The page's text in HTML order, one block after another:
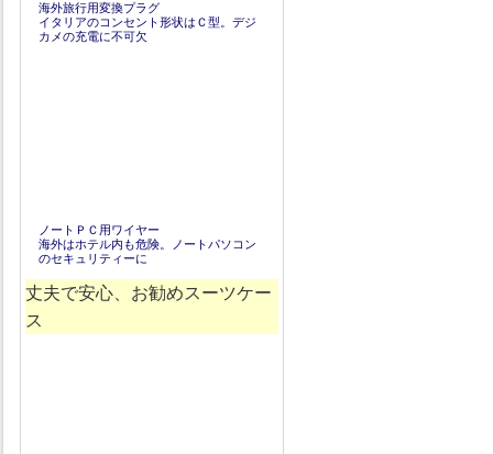
海外旅行用変換プラグ
イタリアのコンセント形状はＣ型。デジ
カメの充電に不可欠
ノートＰＣ用ワイヤー
海外はホテル内も危険。ノートパソコン
のセキュリティーに
丈夫で安心、お勧めスーツケー
ス